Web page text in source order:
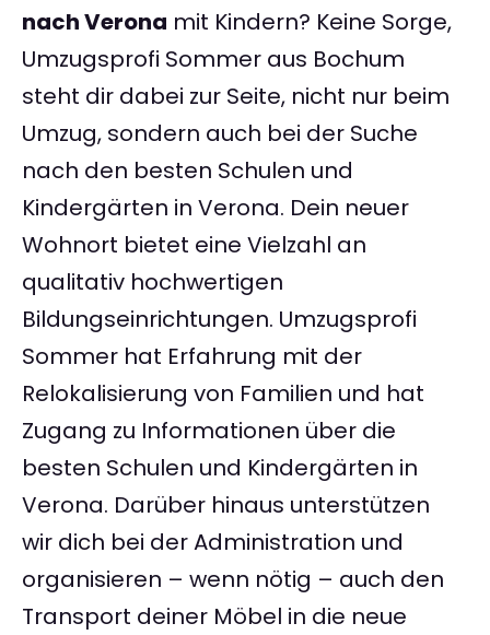
nach Verona mit Kindern? Keine Sorge,
Umzugsprofi Sommer aus Bochum
steht dir dabei zur Seite, nicht nur beim
Umzug, sondern auch bei der Suche
nach den besten Schulen und
Kindergärten in Verona. Dein neuer
Wohnort bietet eine Vielzahl an
qualitativ hochwertigen
Bildungseinrichtungen. Umzugsprofi
Sommer hat Erfahrung mit der
Relokalisierung von Familien und hat
Zugang zu Informationen über die
besten Schulen und Kindergärten in
Verona. Darüber hinaus unterstützen
wir dich bei der Administration und
organisieren – wenn nötig – auch den
Transport deiner Möbel in die neue